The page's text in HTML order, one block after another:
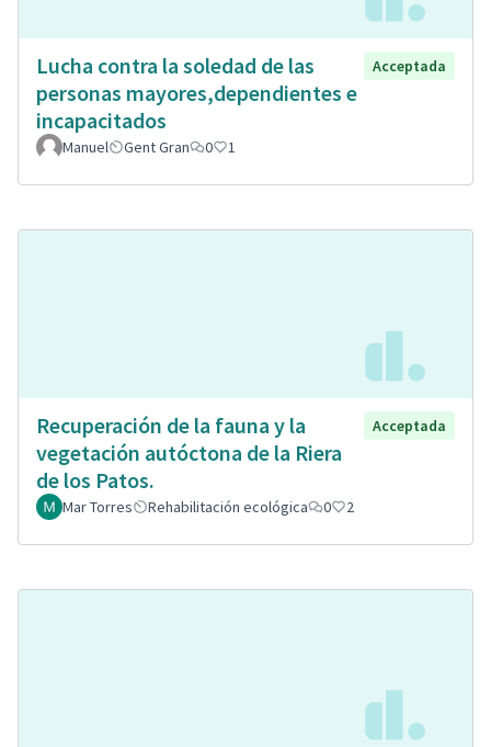
Lucha contra la soledad de las
personas mayores,dependientes e
incapacitados
Acceptada
Manuel Gent Gran 0 1
Recuperación de la fauna y la
vegetación autóctona de la Riera
de los Patos.
Acceptada
Mar Torres Rehabilitación ecológica 0 2